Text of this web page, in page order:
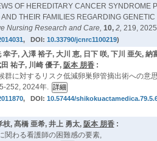
OF HEREDITARY CANCER SYNDROME
THEIR FAMILIES REGARDING GENETIC
Nursing Research and Care, 10, 2, 219,
, DOI: 10.33790/jcnrc1100219)
子, 入澤 裕子, 大川 恵, 日下 咲, 下川 亜矢, 納
祐子, 川崎 優子, 阪本 朋香:
群に対するリスク低減卵巣卵管摘出術への意
252, 2024年.
, DOI: 10.57444/
, 髙橋 亜希, 井上 勇太, 阪本 朋香:
関わる看護師の困難感の要素,